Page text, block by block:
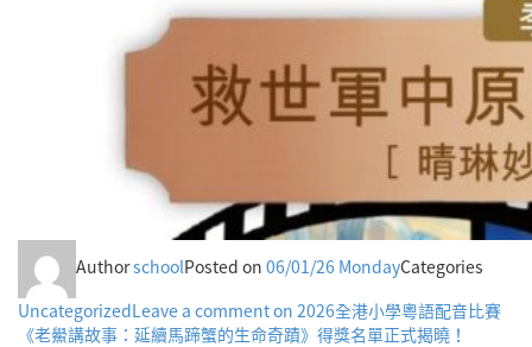
AuthorschoolPosted on 06/01/26 MondayCategories
UncategorizedLeave a commenton 2026全港小學粵語配音比賽
《老鱟講故事：延續馬蹄蟹的生命奇蹟》得獎名單正式揭曉！